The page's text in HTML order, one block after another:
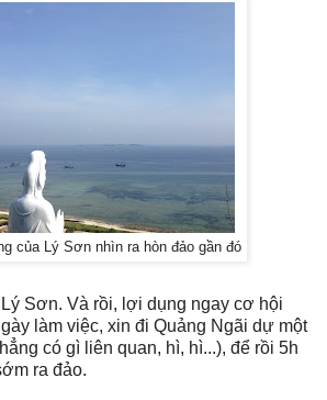
của Lý Sơn nhìn ra hòn đảo gần đó
Sơn. Và rồi, lợi dụng ngay cơ hội
làm việc, xin đi Quảng Ngãi dự một
có gì liên quan, hì, hì...), để rồi 5h
ra đảo.